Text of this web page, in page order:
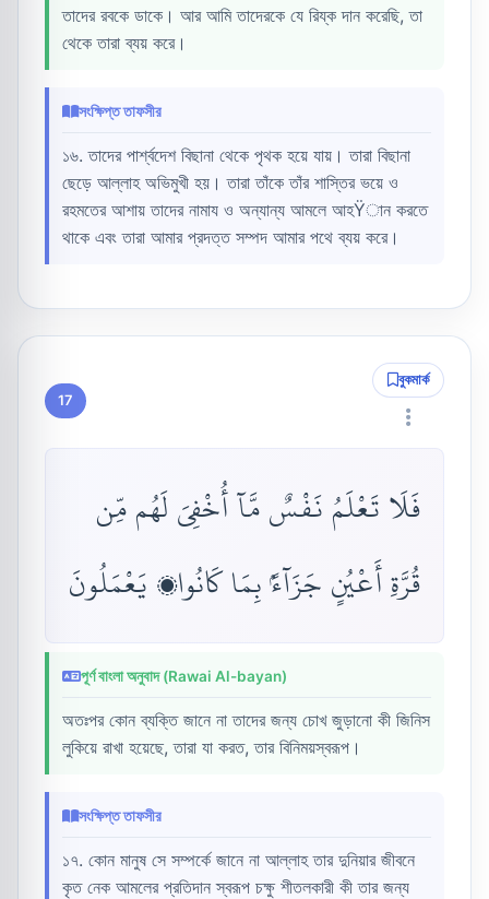
তাদের রবকে ডাকে। আর আমি তাদেরকে যে রিয্ক দান করেছি, তা
থেকে তারা ব্যয় করে।
সংক্ষিপ্ত তাফসীর
১৬. তাদের পার্শ্বদেশ বিছানা থেকে পৃথক হয়ে যায়। তারা বিছানা
ছেড়ে আল্লাহ অভিমুখী হয়। তারা তাঁকে তাঁর শাস্তির ভয়ে ও
রহমতের আশায় তাদের নামায ও অন্যান্য আমলে আহŸান করতে
থাকে এবং তারা আমার প্রদত্ত সম্পদ আমার পথে ব্যয় করে।
17
বুকমার্ক
فَلَا تَعْلَمُ نَفْسٌ مَّآ أُخْفِىَ لَهُم مِّن
قُرَّةِ أَعْيُنٍ جَزَآءًۢ بِمَا كَانُوا۟ يَعْمَلُونَ
পূর্ণ বাংলা অনুবাদ (Rawai Al-bayan)
অতঃপর কোন ব্যক্তি জানে না তাদের জন্য চোখ জুড়ানো কী জিনিস
লুকিয়ে রাখা হয়েছে, তারা যা করত, তার বিনিময়স্বরূপ।
সংক্ষিপ্ত তাফসীর
১৭. কোন মানুষ সে সম্পর্কে জানে না আল্লাহ তার দুনিয়ার জীবনে
কৃত নেক আমলের প্রতিদান স্বরূপ চক্ষু শীতলকারী কী তার জন্য